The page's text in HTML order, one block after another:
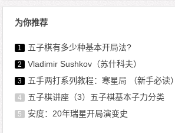
为你推荐
1 五子棋有多少种基本开局法?
2 Vladimir Sushkov（苏什科夫）
3 五手两打系列教程：寒星局 （新手必读）
4 五子棋讲座（3）五子棋基本子力分类
5 安度：20年瑞星开局演变史